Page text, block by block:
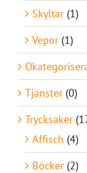
Skyltar (1)
Vepor (1)
Tjänster (0)
Trycksaker
Affisch (4)
Böcker (2)